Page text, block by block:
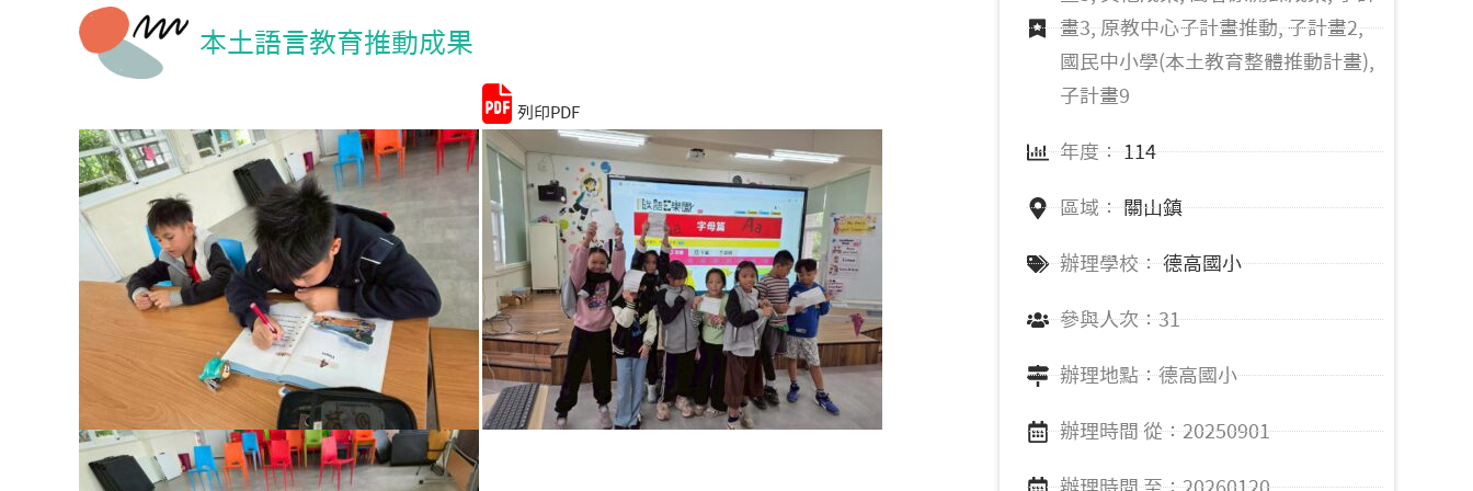
本土語言教育推動成果
列印PDF
畫3, 原教中心子計畫推動, 子計畫2,
國民中小學(本土教育整體推動計畫),
子計畫9
年度： 114
區域： 關山鎮
辦理學校： 德高國小
參與人次：31
辦理地點：德高國小
辦理時間 從：20250901
辦理時間 至：20260120